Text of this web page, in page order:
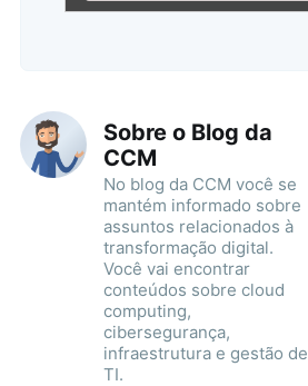
Sobre o Blog da
CCM
No blog da CCM você se
mantém informado sobre
assuntos relacionados à
transformação digital.
Você vai encontrar
conteúdos sobre cloud
computing,
cibersegurança,
infraestrutura e gestão de
TI.